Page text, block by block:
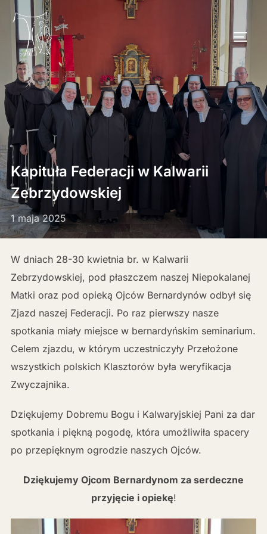
Skip
content
Kapituła Federacji w Kalwarii
Zebrzydowskiej
1 maja 2025
W dniach 28-30 kwietnia br. w Kalwarii
Zebrzydowskiej, pod płaszczem naszej Niepokalanej
Matki oraz pod opieką Ojców Bernardynów odbył się
Zjazd naszej Federacji. Po raz pierwszy nasze
spotkania miały miejsce w bernardyńskim seminarium.
Celem zjazdu, w którym uczestniczyły Przełożone
wszystkich polskich Klasztorów była weryfikacja
Zwyczajnika.
Dziękujemy Dobremu Bogu i Kalwaryjskiej Pani za dar
spotkania i piękną pogodę, która umożliwiła spacery
po przepięknym ogrodzie naszych Ojców.
Dziękujemy Ojcom Bernardynom za serdeczne
przyjęcie i opiekę!